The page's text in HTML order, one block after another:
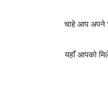
चाहे आप अपने
यहाँ आपको